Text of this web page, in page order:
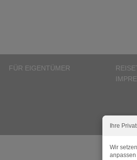
Ihre
Wir
FÜR EIGENTÜMER